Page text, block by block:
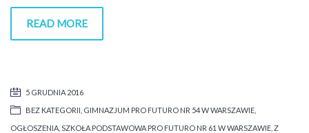
READ MORE
5 GRUDNIA 2016
BEZ KATEGORII GIMNAZJUM PRO FUTURO NR 54 W WARSZAWIE
OGŁOSZENIA SZKOŁA PODSTAWOWA PRO FUTURO NR 61 W WARSZAWIE Z